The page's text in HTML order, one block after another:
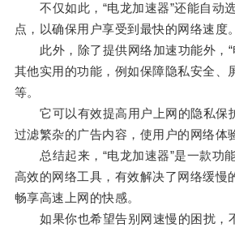
不仅如此，“电龙加速器”还能自动
点，以确保用户享受到最快的网络速度。
此外，除了提供网络加速功能外，“
其他实用的功能，例如保障隐私安全、
等。
它可以有效提高用户上网的隐私保
过滤繁杂的广告内容，使用户的网络体
总结起来，“电龙加速器”是一款功能
高效的网络工具，有效解决了网络缓慢
畅享高速上网的快感。
如果你也希望告别网速慢的困扰，